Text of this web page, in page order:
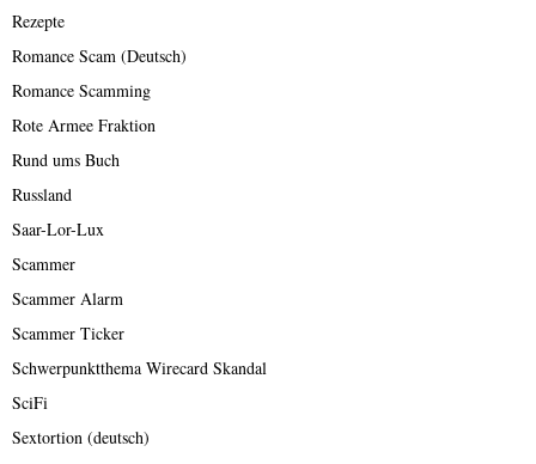
Rezepte
Romance Scam (Deutsch)
Romance Scamming
Rote Armee Fraktion
Rund ums Buch
Russland
Saar-Lor-Lux
Scammer
Scammer Alarm
Scammer Ticker
Schwerpunktthema Wirecard Skandal
SciFi
Sextortion (deutsch)